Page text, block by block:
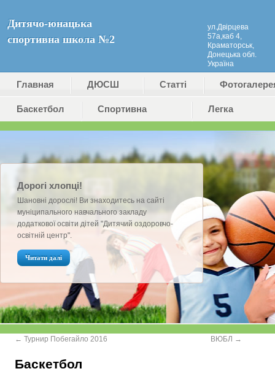
Дитячо-юнацька
спортивна школа №2
ул.Двірцева
57а,каб 4,
Краматорськ,
Донецька обл.
Україна
Главная ДЮСШ
№2
(ДЮКФП
№2)
Статті
Баскетбол Cпортивна
гімнастика
Легка
атлетика
Дорогі хлопці!
Шановні дорослі! Ви знаходитесь на сайті
муніципального навчального закладу
додаткової освіти дітей "Дитячий оздоровчо-
освітній центр".
Читати далі
← Турнир Побегайло 2016 ВЮБЛ →
Баскетбол